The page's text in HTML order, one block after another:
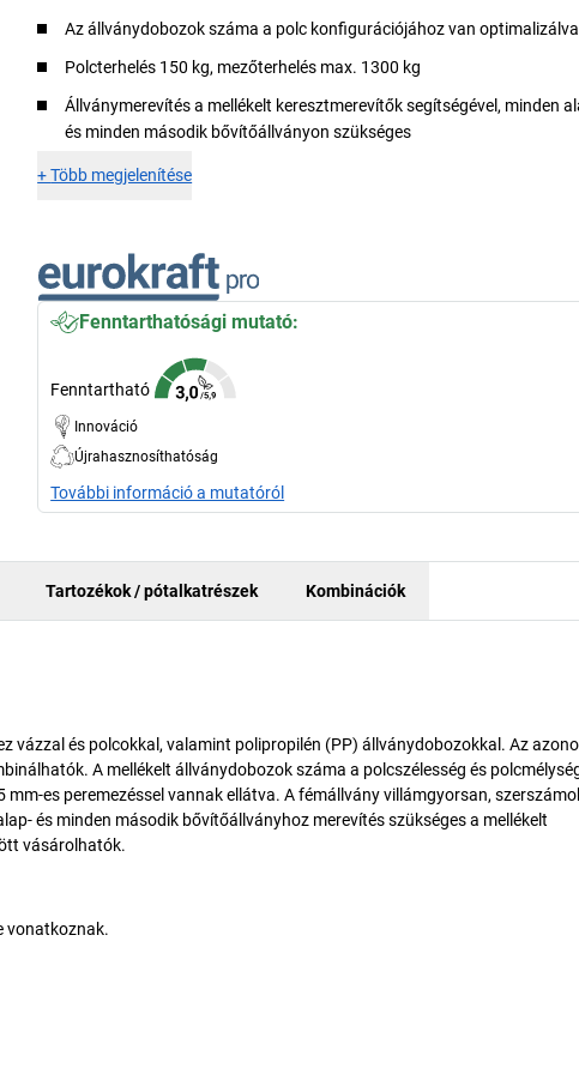
Az állványdobozok száma a polc konfigurációjához van optimalizálva
Polcterhelés 150 kg, mezőterhelés max. 1300 kg
Állványmerevítés a mellékelt keresztmerevítők segítségével, minden
és minden második bővítőállványon szükséges
+Több megjelenítése
Fenntarthatósági mutató:
Fenntartható
Innováció
Újrahasznosíthatóság
További információ a mutatóról
Tartozékok / pótalkatrészek Kombinációk
vázzal és polcokkal, valamint polipropilén (PP) állványdobozokkal. Az
A mellékelt állványdobozok száma a polcszélesség és
es peremezéssel vannak ellátva. A fémállvány villámgyorsan,
és minden második bővítőállványhoz merevítés szükséges a mellékelt
vásárolhatók.
vonatkoznak.